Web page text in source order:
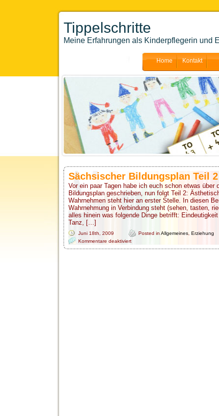
Tippelschritte
Meine Erfahrungen als Kinderpflegerin und
Home Kontakt
Sächsischer Bildungsplan Teil 2
Vor ein paar Tagen habe ich euch schon etwas über
Bildungsplan geschrieben, nun folgt Teil 2:
Wahrnehmen steht hier an erster Stelle. In diesen
Wahrnehmung in Verbindung steht (sehen, tasten,
alles hinein was folgende Dinge betrifft:
Tanz, […]
Juni 18th, 2009 Posted in Allgemeines Erziehung
Kommentare deaktiviertfür